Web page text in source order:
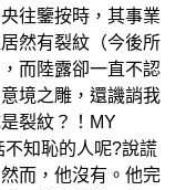
往鑒按時，其事業
然有裂紋（今後所
而陸露卻一直不認
境之雕，還譏誚我
裂紋？！MY
知恥的人呢?說謊
而，他沒有。他完